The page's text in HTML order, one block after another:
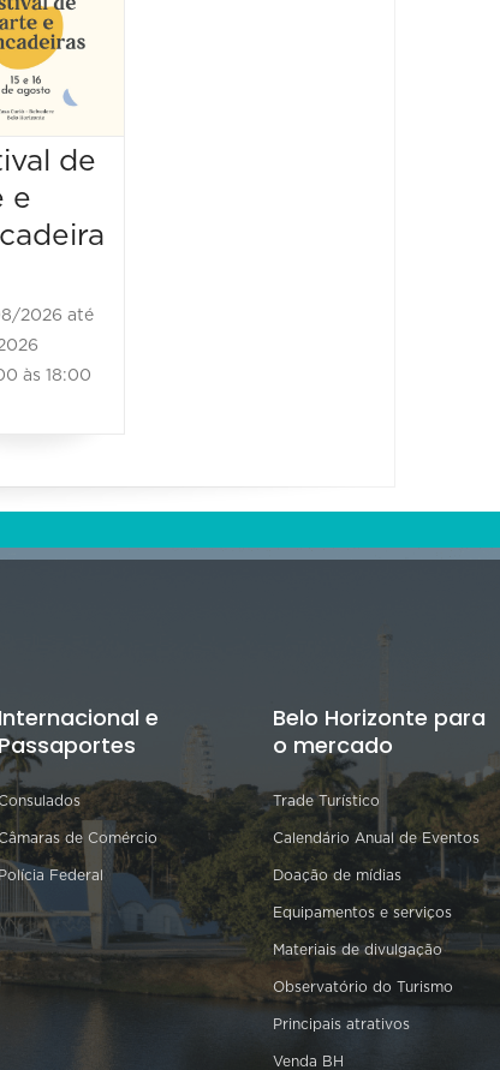
de
e
2026 até
às 18:00
Internacional e
Passaportes
de Comércio
Polícia Federal
Belo Horizonte para
o mercado
Trade Turístico
Calendário Anual de Eventos
Doação de mídias
Equipamentos e serviços
Materiais de divulgação
Observatório do Turismo
Principais atrativos
Venda BH